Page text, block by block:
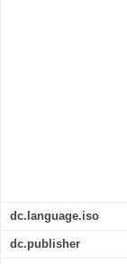
dc.language.iso
dc.publisher